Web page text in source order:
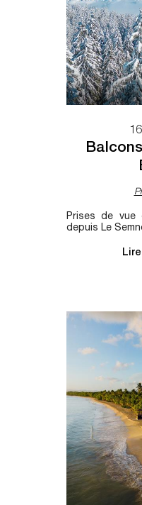
Prises de vue
depuis Le